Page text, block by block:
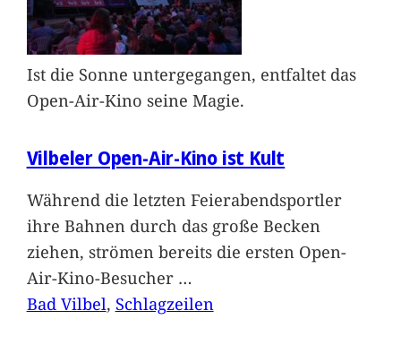
Ist die Sonne untergegangen, entfaltet das
Open-Air-Kino seine Magie.
Vilbeler Open-Air-Kino ist Kult
Während die letzten Feierabendsportler
ihre Bahnen durch das große Becken
ziehen, strömen bereits die ersten Open-
Air-Kino-Besucher …
Bad Vilbel, Schlagzeilen